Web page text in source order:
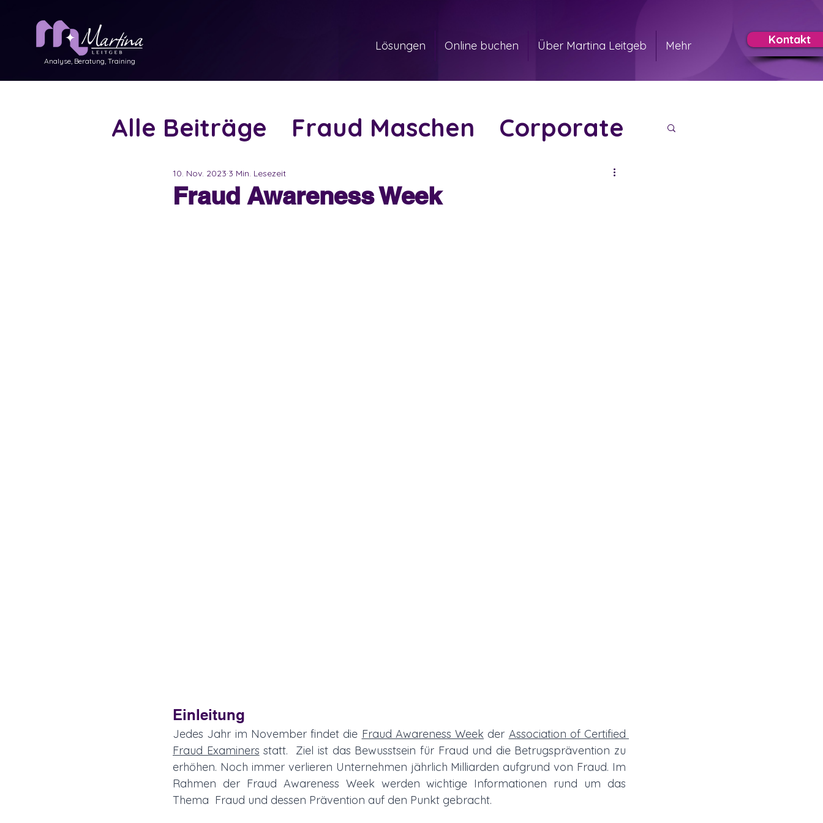
Analyse, Beratung, Training
Lösungen Online buchen Über Martina Leitgeb Mehr Kontakt
Alle Beiträge Fraud Maschen
Corporate
Interne Revision
Fraud Awareness Week
10. Nov. 2023 3 Min. Lesezeit
Einleitung
Jedes Jahr im November findet die Fraud Awareness Week der Association of Certified
Fraud Examiners statt.  Ziel ist das Bewusstsein für Fraud und die Betrugsprävention zu
erhöhen. Noch immer verlieren Unternehmen jährlich Milliarden aufgrund von Fraud. Im
Rahmen der Fraud Awareness Week werden wichtige Informationen rund um das
Thema  Fraud und dessen Prävention auf den Punkt gebracht.